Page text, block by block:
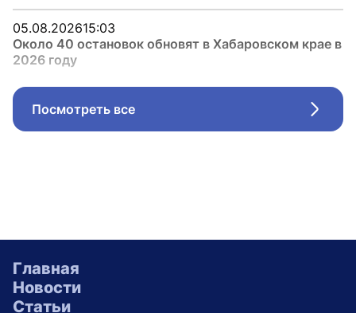
05.08.202615:03
Около 40 остановок обновят в Хабаровском крае в
2026 году
Посмотреть все
Главная
Новости
Статьи